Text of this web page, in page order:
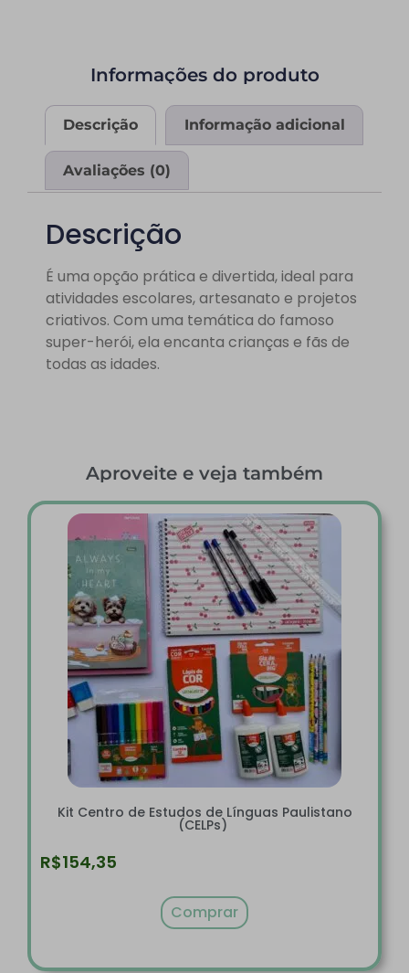
Informações do produto
Descrição Informação adicional
Avaliações (0)
Descrição
É uma opção prática e divertida, ideal para
atividades escolares, artesanato e projetos
criativos. Com uma temática do famoso
super-herói, ela encanta crianças e fãs de
todas as idades.
Aproveite e veja também
Kit Centro de Estudos de Línguas Paulistano
(CELPs)
R$154,35
Comprar